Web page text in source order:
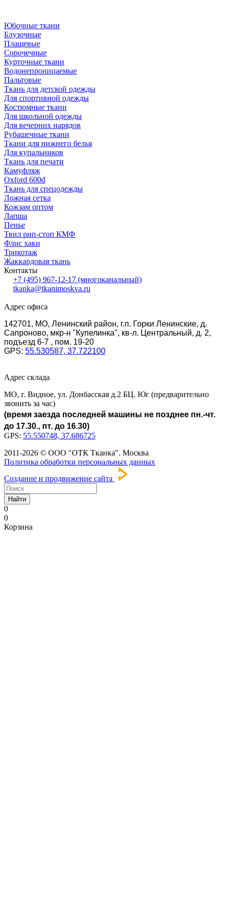
Юбочные ткани
Блузочные
Плащевые
Сорочечные
Курточные ткани
Водонепроницаемые
Пальтовые
Ткань для детской одежды
Для спортивной одежды
Костюмные ткани
Для школьной одежды
Для вечерних нарядов
Рубашечные ткани
Ткани для нижнего белья
Для купальников
Ткань для печати
Камуфляж
Oxford 600d
Ткань для спецодежды
Ложная сетка
Кожзам оптом
Лапша
Пенье
Твил рип-стоп КМФ
Флис хаки
Трикотаж
Жаккардовая ткань
Контакты
+7 (495) 967-12-17 (многоканальный)
tkanka@tkanimoskva.ru
Адрес офиса
142701, МО, Ленинский район, г.п. Горки Ленинские, д.
Сапроново, мкр-н "Купелинка", кв-л. Центральный, д. 2,
подъезд 6-7 , пом. 19-20
GPS: 55.530587, 37.722100
Адрес склада
МО, г. Видное, ул. Донбасская д.2 БЦ. Юг (предварительно
звонить за час)
(время заезда последней машины не позднее пн.-чт.
до 17.30., пт. до 16.30)
GPS: 55.550748, 37.686725
2011-2026 © ООО "ОТК Тканка". Москва
Политика обработки персональных данных
Создание и продвижение сайта
Найти
0
0
Корзина